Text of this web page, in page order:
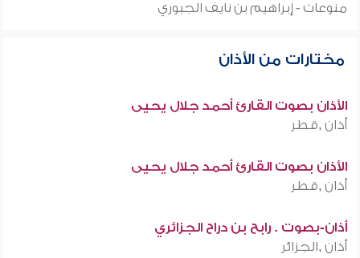
منوعات - إبراهيم بن نايف الجبوري
مختارات من الأذان
الأذان بصوت القارئ أحمد جلال يحيى
أذان ,قطر
الأذان بصوت القارئ أحمد جلال يحيى
أذان ,قطر
أذان-بصوت . رابح بن دراح الجزائري
أذان ,الجزائر